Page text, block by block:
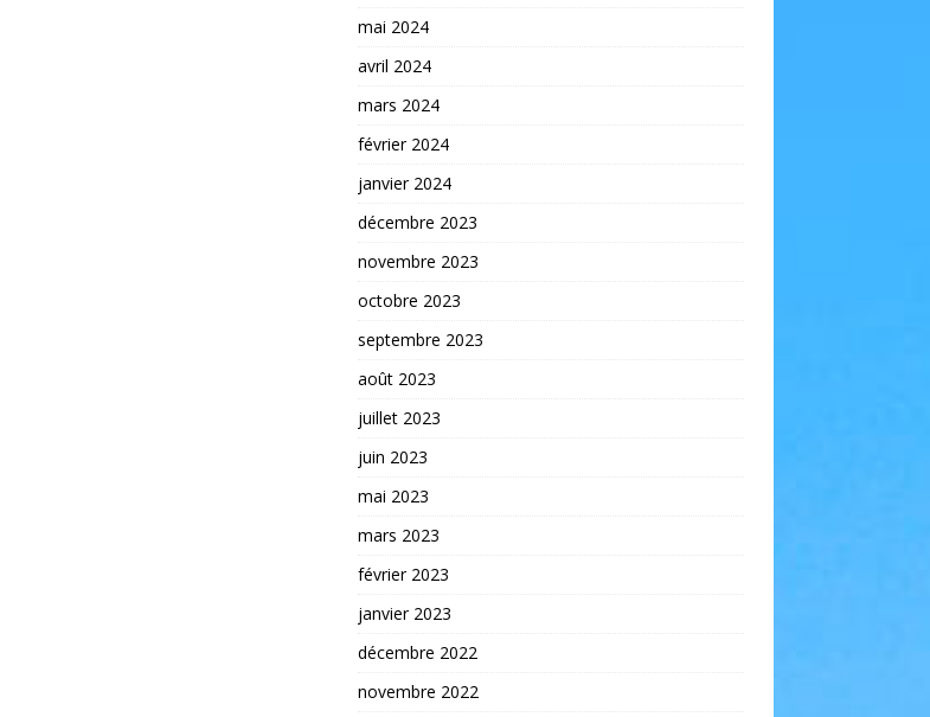
mai 2024
avril 2024
mars 2024
février 2024
janvier 2024
décembre 2023
novembre 2023
octobre 2023
septembre 2023
août 2023
juillet 2023
juin 2023
mai 2023
mars 2023
février 2023
janvier 2023
décembre 2022
novembre 2022